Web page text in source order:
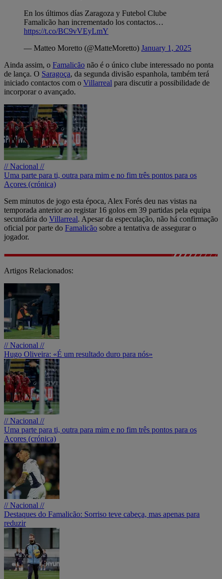
En los últimos días Zaragoza y Futebol Clube
Famalicão han incrementado los contactos…
https://t.co/BC9vVEyLmY
— Matteo Moretto (@MatteMoretto) January 1, 2025
Ainda assim, o Famalicão não é o único clube interessado no ponta
de lança. O Saragoça, da segunda divisão espanhola, também terá
iniciado contactos com o Villarreal para discutir a possibilidade de
incorporar o avançado.
// Nacional //
Uma parte para ti, outra para mim e no fim três pontos para os
Açores (crónica)
Sem minutos de jogo esta época, Alex Forés deu nas vistas na
temporada anterior ao registar 16 golos em 39 partidas pela equipa
secundária do Villarreal. Apesar da especulação, não há confirmação
oficial por parte do Famalicão sobre a tentativa de assegurar o
jogador.
Artigos Relacionados:
// Nacional //
Hugo Oliveira: «É um resultado duro para nós»
// Nacional //
Uma parte para ti, outra para mim e no fim três pontos para os
Açores (crónica)
// Nacional //
Destaques do Famalicão: Sorriso teve cabeça, mas apenas para
reduzir